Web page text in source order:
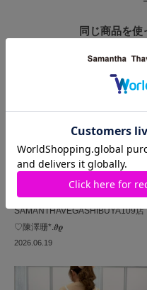
同じ商品を使
2026.06.19
SAMANTHAVEGASHIBUYA109店
♡陳澤珊*.𝝑𝝔